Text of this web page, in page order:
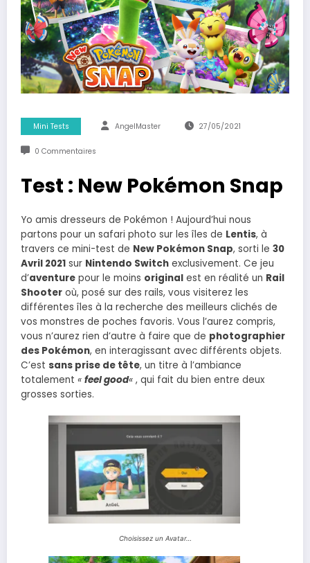
Mini Tests AngelMaster 27/05/2021
0 Commentaires
Test : New Pokémon Snap
Yo amis dresseurs de Pokémon ! Aujourd’hui nous
partons pour un safari photo sur les îles de Lentis, à
travers ce mini-test de New Pokémon Snap, sorti le 30
Avril 2021 sur Nintendo Switch exclusivement. Ce jeu
d’aventure pour le moins original est en réalité un Rail
Shooter où, posé sur des rails, vous visiterez les
différentes îles à la recherche des meilleurs clichés de
vos monstres de poches favoris. Vous l’aurez compris,
vous n’aurez rien d’autre à faire que de photographier
des Pokémon, en interagissant avec différents objets.
C’est sans prise de tête, un titre à l’ambiance
totalement « feel good« , qui fait du bien entre deux
grosses sorties.
Choisissez un Avatar…